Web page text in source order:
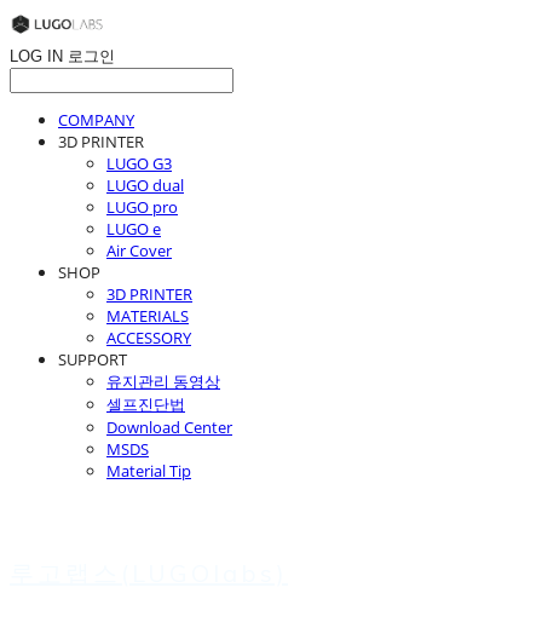
LOG IN 로그인
COMPANY
3D PRINTER
LUGO G3
LUGO dual
LUGO pro
LUGO e
Air Cover
SHOP
3D PRINTER
MATERIALS
ACCESSORY
SUPPORT
유지관리 동영상
셀프진단법
Download Center
MSDS
Material Tip